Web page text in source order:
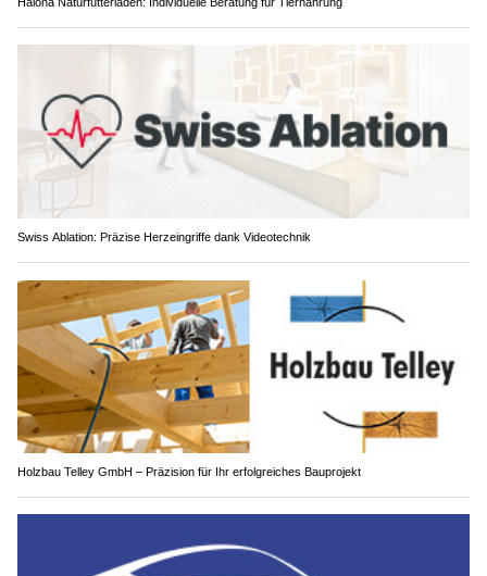
Swiss Ablation: Präzise Herzeingriffe dank Videotechnik
Holzbau Telley GmbH – Präzision für Ihr erfolgreiches Bauprojekt